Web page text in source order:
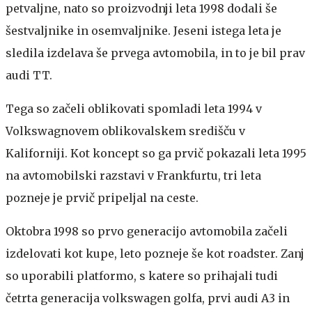
petvaljne, nato so proizvodnji leta 1998 dodali še
šestvaljnike in osemvaljnike. Jeseni istega leta je
sledila izdelava še prvega avtomobila, in to je bil prav
audi TT.
Tega so začeli oblikovati spomladi leta 1994 v
Volkswagnovem oblikovalskem središču v
Kaliforniji. Kot koncept so ga prvič pokazali leta 1995
na avtomobilski razstavi v Frankfurtu, tri leta
pozneje je prvič pripeljal na ceste.
Oktobra 1998 so prvo generacijo avtomobila začeli
izdelovati kot kupe, leto pozneje še kot roadster. Zanj
so uporabili platformo, s katere so prihajali tudi
četrta generacija volkswagen golfa, prvi audi A3 in